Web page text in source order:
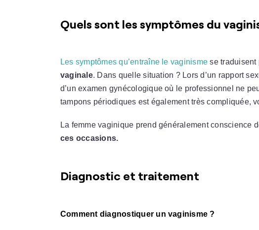
Quels sont les symptômes du
Les symptômes qu’entraîne le vaginisme se traduisent
vaginale. Dans quelle situation ? Lors d’un rapport
d’un examen gynécologique où le professionnel ne
tampons périodiques est également très compliquée,
La femme vaginique prend généralement conscience
ces occasions.
Diagnostic et traitement
Comment diagnostiquer un vaginisme ?